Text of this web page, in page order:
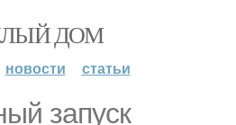
ДОМ
новости статьи
запуск